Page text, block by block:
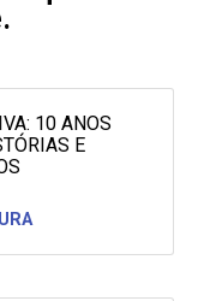
10 ANOS
E